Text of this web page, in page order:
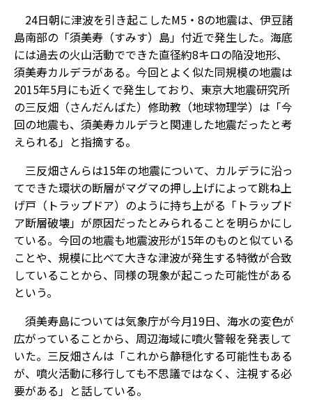
24日朝に津波を引き起こしたM5・8の地震は、伊豆諸
島南部の「須美寿（すみす）島」付近で発生した。海底
には過去の火山活動でできた直径約8キロの陥没地形、
須美寿カルデラがある。今回とよく似た同規模の地震は
2015年5月にも近くで発生しており、東京大地震研究所
の三反畑（さんだんばた）修助教（地球物理学）は「今
回の地震も、須美寿カルデラと関連した地震だったと考
えられる」と指摘する。
三反畑さんらは15年の地震について、カルデラに沿っ
てできた環状の断層がマグマの押し上げによって跳ね上
げ戸（トラップドア）のように持ち上がる「トラップド
ア断層破壊」が原因だったとみられることを明らかにし
ている。今回の地震も地震波形が15年のものと似ている
ことや、規模に比べて大きな津波が発生する特徴が合致
していることから、同様の現象が起こった可能性がある
という。
須美寿島については気象庁が今月19日、海水の変色が
広がっていることから、周辺海域に噴火警報を発表して
いた。三反畑さんは「これから静穏化する可能性もある
が、噴火活動に移行しても不思議ではなく、注視する必
要がある」と話している。